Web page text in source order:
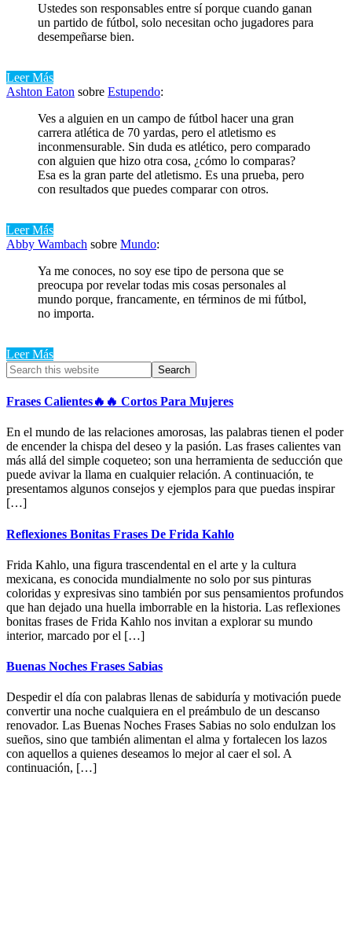
Ustedes son responsables entre sí porque cuando ganan
un partido de fútbol, ​​solo necesitan ocho jugadores para
desempeñarse bien.
Leer Más
Ashton Eaton sobre Estupendo:
Ves a alguien en un campo de fútbol hacer una gran
carrera atlética de 70 yardas, pero el atletismo es
inconmensurable. Sin duda es atlético, pero comparado
con alguien que hizo otra cosa, ¿cómo lo comparas?
Esa es la gran parte del atletismo. Es una prueba, pero
con resultados que puedes comparar con otros.
Leer Más
Abby Wambach sobre Mundo:
Ya me conoces, no soy ese tipo de persona que se
preocupa por revelar todas mis cosas personales al
mundo porque, francamente, en términos de mi fútbol, ​​
no importa.
Leer Más
Primary
Sidebar
Search
this
website
Frases Calientes🔥🔥 Cortos Para Mujeres
En el mundo de las relaciones amorosas, las palabras tienen el poder
de encender la chispa del deseo y la pasión. Las frases calientes van
más allá del simple coqueteo; son una herramienta de seducción que
puede avivar la llama en cualquier relación. A continuación, te
presentamos algunos consejos y ejemplos para que puedas inspirar
[…]
Reflexiones Bonitas Frases De Frida Kahlo
Frida Kahlo, una figura trascendental en el arte y la cultura
mexicana, es conocida mundialmente no solo por sus pinturas
coloridas y expresivas sino también por sus pensamientos profundos
que han dejado una huella imborrable en la historia. Las reflexiones
bonitas frases de Frida Kahlo nos invitan a explorar su mundo
interior, marcado por el […]
Buenas Noches Frases Sabias
Despedir el día con palabras llenas de sabiduría y motivación puede
convertir una noche cualquiera en el preámbulo de un descanso
renovador. Las Buenas Noches Frases Sabias no solo endulzan los
sueños, sino que también alimentan el alma y fortalecen los lazos
con aquellos a quienes deseamos lo mejor al caer el sol. A
continuación, […]